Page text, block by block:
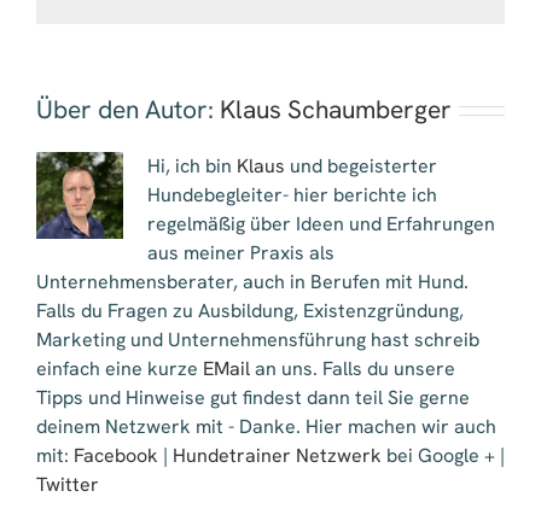
Über den Autor: Klaus Schaumberger
Hi, ich bin Klaus und begeisterter
Hundebegleiter- hier berichte ich
regelmäßig über Ideen und Erfahrungen
aus meiner Praxis als
Unternehmensberater, auch in Berufen mit Hund.
Falls du Fragen zu Ausbildung, Existenzgründung,
Marketing und Unternehmensführung hast schreib
einfach eine kurze EMailan uns. Falls du unsere
Tipps und Hinweise gut findest dann teil Sie gerne
deinem Netzwerk mit - Danke. Hier machen wir auch
mit: Facebook | Hundetrainer Netzwerk bei Google + |
Twitter